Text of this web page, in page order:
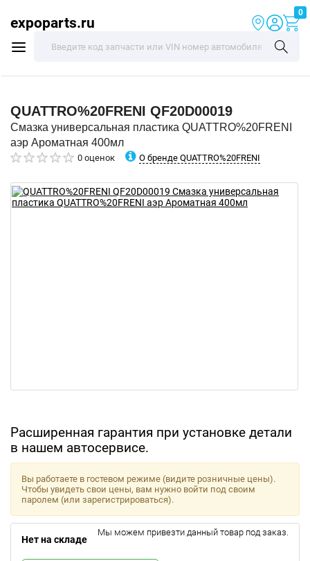
expoparts.ru
0
QUATTRO%20FRENI QF20D00019
Смазка универсальная пластика QUATTRO%20FRENI
аэр Ароматная 400мл
0 оценок О бренде QUATTRO%20FRENI
Расширенная гарантия при установке детали
в нашем автосервисе.
Вы работаете в гостевом режиме (видите розничные цены).
Чтобы увидеть свои цены, вам нужно войти под своим
паролем (или зарегистрироваться).
Нет на складе
Мы можем привезти данный товар под заказ.